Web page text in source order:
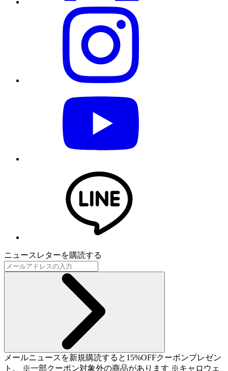
ニュースレターを購読する
メールニュースを新規購読すると15%OFFクーポンプレゼン
ト。 ※一部クーポン対象外の商品があります ※キャロウェ